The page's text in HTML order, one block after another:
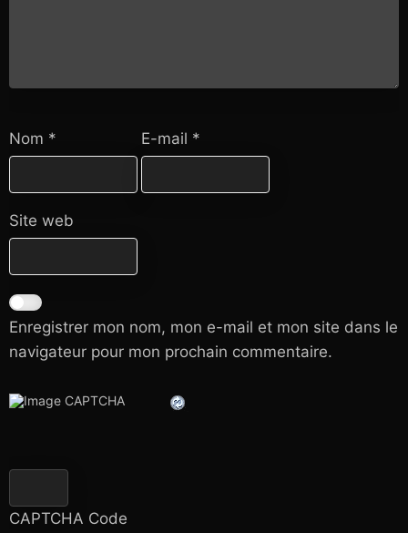
Nom * E-mail *
Site web
Enregistrer mon nom, mon e-mail et mon site dans le
navigateur pour mon prochain commentaire.
CAPTCHA Code